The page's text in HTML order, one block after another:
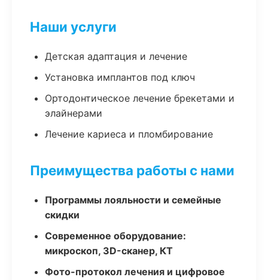
Наши услуги
Детская адаптация и лечение
Установка имплантов под ключ
Ортодонтическое лечение брекетами и
элайнерами
Лечение кариеса и пломбирование
Преимущества работы с нами
Программы лояльности и семейные
скидки
Современное оборудование:
микроскоп, 3D-сканер, КТ
Фото-протокол лечения и цифровое